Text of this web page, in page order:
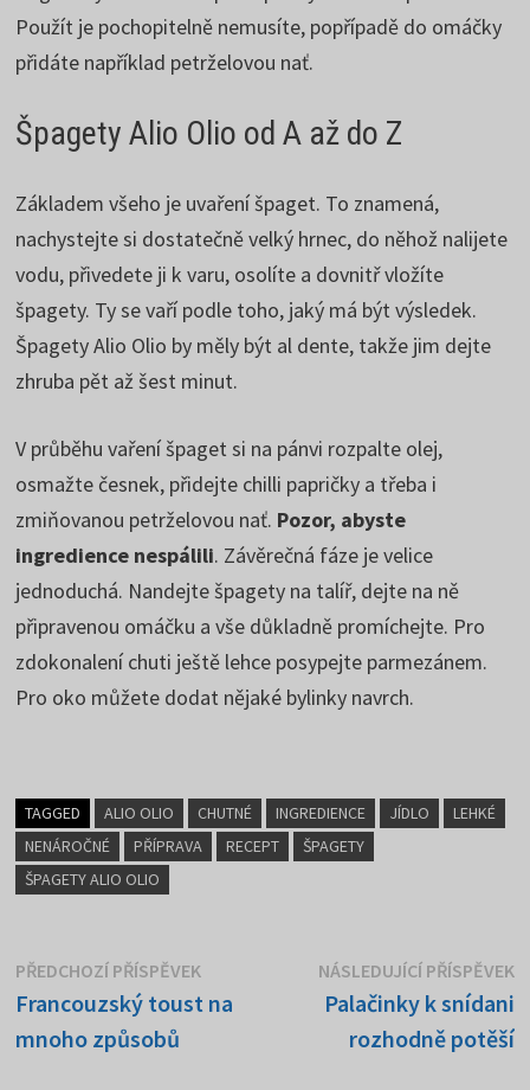
Použít je pochopitelně nemusíte, popřípadě do omáčky
přidáte například petrželovou nať.
Špagety Alio Olio od A až do Z
Základem všeho je uvaření špaget. To znamená,
nachystejte si dostatečně velký hrnec, do něhož nalijete
vodu, přivedete ji k varu, osolíte a dovnitř vložíte
špagety. Ty se vaří podle toho, jaký má být výsledek.
Špagety Alio Olio by měly být al dente, takže jim dejte
zhruba pět až šest minut.
V průběhu vaření špaget si na pánvi rozpalte olej,
osmažte česnek, přidejte chilli papričky a třeba i
zmiňovanou petrželovou nať. Pozor, abyste
ingredience nespálili. Závěrečná fáze je velice
jednoduchá. Nandejte špagety na talíř, dejte na ně
připravenou omáčku a vše důkladně promíchejte. Pro
zdokonalení chuti ještě lehce posypejte parmezánem.
Pro oko můžete dodat nějaké bylinky navrch.
TAGGED ALIO OLIO CHUTNÉ INGREDIENCE JÍDLO
LEHKÉ
NENÁROČNÉ
PŘÍPRAVA RECEPT
ŠPAGETY
ŠPAGETY ALIO OLIO
Navigace
pro
příspěvek
PŘEDCHOZÍ PŘÍSPĚVEK
příspěvek:
Francouzský toust na
mnoho způsobů
NÁSLEDUJÍCÍ PŘÍSPĚVEK
Palačinky k snídani
rozhodně potěší